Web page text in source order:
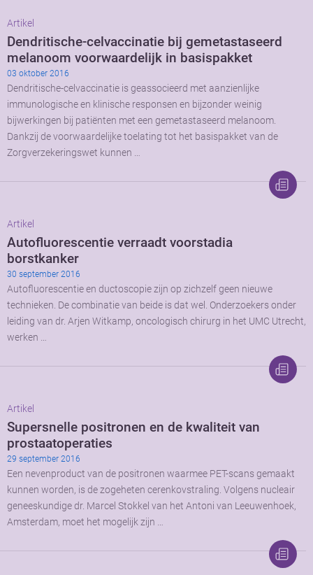
Artikel
Dendritische-celvaccinatie bij gemetastaseerd
melanoom voorwaardelijk in basispakket
03 oktober 2016
Dendritische-celvaccinatie is geassocieerd met aanzienlijke
immunologische en klinische responsen en bijzonder weinig
bijwerkingen bij patiënten met een gemetastaseerd melanoom.
Dankzij de voorwaardelijke toelating tot het basispakket van de
Zorgverzekeringswet kunnen …
Artikel
Autofluorescentie verraadt voorstadia
borstkanker
30 september 2016
Autofluorescentie en ductoscopie zijn op zichzelf geen nieuwe
technieken. De combinatie van beide is dat wel. Onderzoekers onder
leiding van dr. Arjen Witkamp, oncologisch chirurg in het UMC Utrecht,
werken …
Artikel
Supersnelle positronen en de kwaliteit van
prostaatoperaties
29 september 2016
Een nevenproduct van de positronen waarmee PET-scans gemaakt
kunnen worden, is de zogeheten cerenkovstraling. Volgens nucleair
geneeskundige dr. Marcel Stokkel van het Antoni van Leeuwenhoek,
Amsterdam, moet het mogelijk zijn …